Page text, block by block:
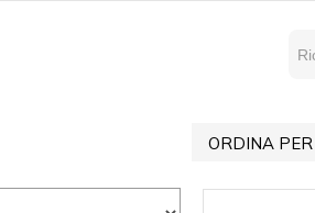
ORDINA PER